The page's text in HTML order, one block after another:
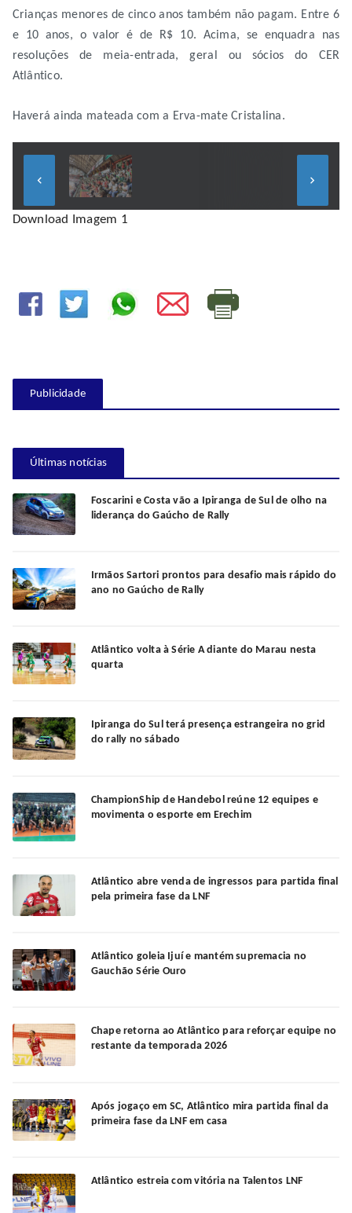
Crianças menores de cinco anos também não pagam. Entre 6
e 10 anos, o valor é de R$ 10. Acima, se enquadra nas
resoluções de meia-entrada, geral ou sócios do CER
Atlântico.
Haverá ainda mateada com a Erva-mate Cristalina.
keyboard_arrow_left keyboard_arrow_right
Download Imagem 1
Publicidade
Últimas notícias
Foscarini e Costa vão a Ipiranga de Sul de olho na
liderança do Gaúcho de Rally
Irmãos Sartori prontos para desafio mais rápido do
ano no Gaúcho de Rally
Atlântico volta à Série A diante do Marau nesta
quarta
Ipiranga do Sul terá presença estrangeira no grid
do rally no sábado
ChampionShip de Handebol reúne 12 equipes e
movimenta o esporte em Erechim
Atlântico abre venda de ingressos para partida final
pela primeira fase da LNF
Atlântico goleia Ijuí e mantém supremacia no
Gauchão Série Ouro
Chape retorna ao Atlântico para reforçar equipe no
restante da temporada 2026
Após jogaço em SC, Atlântico mira partida final da
primeira fase da LNF em casa
Atlântico estreia com vitória na Talentos LNF